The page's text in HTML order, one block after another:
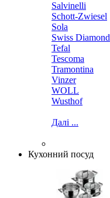
Salvinelli
Schott-Zwiesel
Sola
Swiss Diamond
Tefal
Tescoma
Tramontina
Vinzer
WOLL
Wusthof
Далі ...
Кухонний посуд